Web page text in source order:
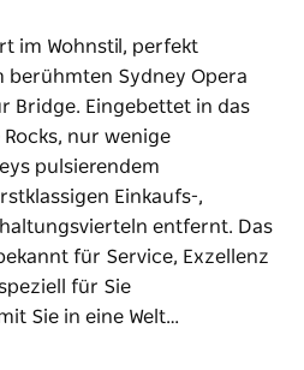
im Wohnstil, perfekt
berühmten Sydney Opera
Bridge. Eingebettet in das
nur wenige
pulsierendem
Einkaufs-,
entfernt. Das
für Service, Exzellenz
für Sie
Sie in eine Welt…